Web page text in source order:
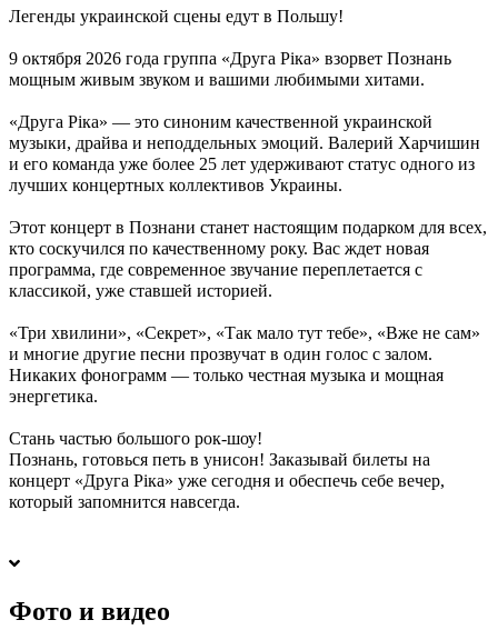
Легенды украинской сцены едут в Польшу!
9 октября 2026 года группа «Друга Ріка» взорвет Познань
мощным живым звуком и вашими любимыми хитами.
«Друга Ріка» — это синоним качественной украинской
музыки, драйва и неподдельных эмоций. Валерий Харчишин
и его команда уже более 25 лет удерживают статус одного из
лучших концертных коллективов Украины.
Этот концерт в Познани станет настоящим подарком для всех,
кто соскучился по качественному року. Вас ждет новая
программа, где современное звучание переплетается с
классикой, уже ставшей историей.
«Три хвилини», «Секрет», «Так мало тут тебе», «Вже не сам»
и многие другие песни прозвучат в один голос с залом.
Никаких фонограмм — только честная музыка и мощная
энергетика.
Стань частью большого рок-шоу!
Познань, готовься петь в унисон! Заказывай билеты на
концерт «Друга Ріка» уже сегодня и обеспечь себе вечер,
который запомнится навсегда.
Фото и видео